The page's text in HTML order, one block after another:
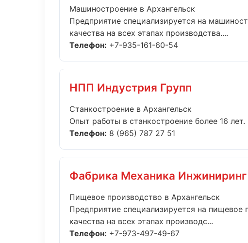
Машиностроение в Архангельск
Предприятие специализируется на
качества на всех этапах производства....
Телефон: +7-935-161-60-54
НПП Индустрия Групп
Станкостроение в Архангельск
Опыт работы в станкостроение более 16
Телефон: 8 (965) 787 27 51
Фабрика Механика Инжиниринг
Пищевое производство в Архангельск
Предприятие специализируется на
качества на всех этапах производс...
Телефон: +7-973-497-49-67